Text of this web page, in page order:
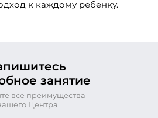
к каждому ребенку.
занятие
все преимущества
Центра